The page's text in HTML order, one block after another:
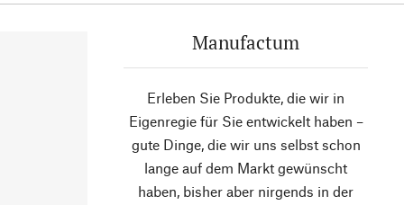
Manufactum
Erleben Sie Produkte, die wir in
Eigenregie für Sie entwickelt haben –
gute Dinge, die wir uns selbst schon
lange auf dem Markt gewünscht
haben, bisher aber nirgends in der